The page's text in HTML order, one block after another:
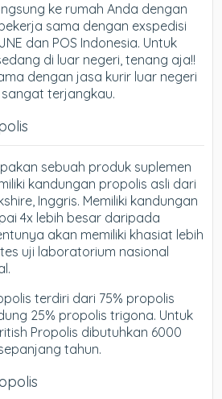
ke rumah Anda dengan
sama dengan exspedisi
dan POS Indonesia. Untuk
di luar negeri, tenang aja!!
dengan jasa kurir luar negeri
terjangkau.
sebuah produk suplemen
kandungan propolis asli dari
Inggris. Memiliki kandungan
4x lebih besar daripada
akan memiliki khasiat lebih
uji laboratorium nasional
terdiri dari 75% propolis
25% propolis trigona. Untuk
Propolis dibutuhkan 6000
tahun.